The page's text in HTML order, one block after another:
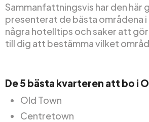
Sammanfattningsvis har den här
presenterat de bästa områdena
några hotelltips och saker att
till dig att bestämma vilket
De 5 bästa kvarteren att bo i
Old Town
Centretown